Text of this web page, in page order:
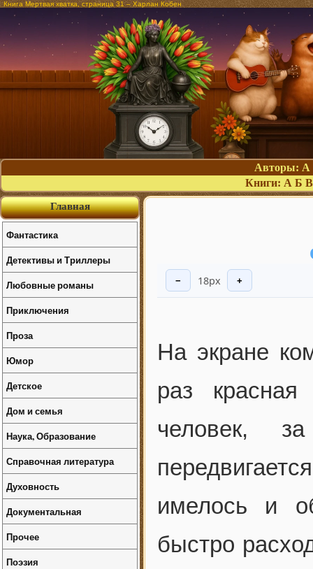
Книга Мертвая хватка, страница 31 – Харлан Кобен
Авторы: А
Книги: А Б В
− 18px +
На экране
раз
человек,
имелось и
быстро
Главная
Фантастика
Детективы и Триллеры
Любовные романы
Приключения
Проза
Юмор
Детское
Дом и семья
Наука, Образование
Справочная литература
Духовность
Документальная
Прочее
Поэзия